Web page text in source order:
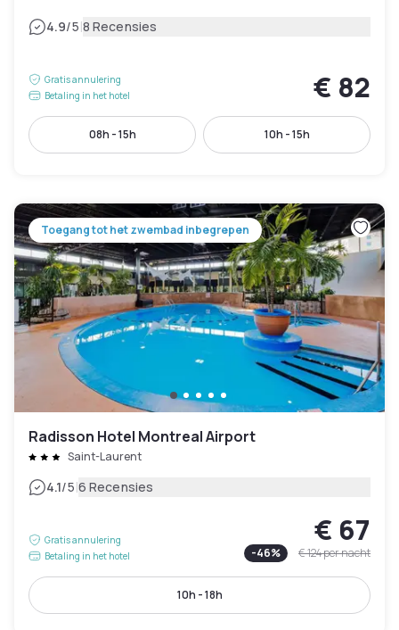
4.9/5|8 Recensies
Gratis annulering
Betaling in het hotel
€ 82
08h - 15h 10h - 15h
Toegang tot het zwembad inbegrepen
Radisson Hotel Montreal Airport
Saint-Laurent
4.1/5|6 Recensies
Gratis annulering
Betaling in het hotel
€ 67
-46% € 124per nacht
10h - 18h